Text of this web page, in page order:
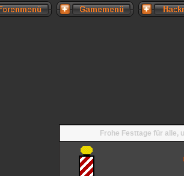
Frohe Festtage für alle,